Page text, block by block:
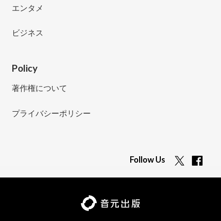
エンタメ
ビジネス
Policy
著作権について
プライバシーポリシー
Follow Us